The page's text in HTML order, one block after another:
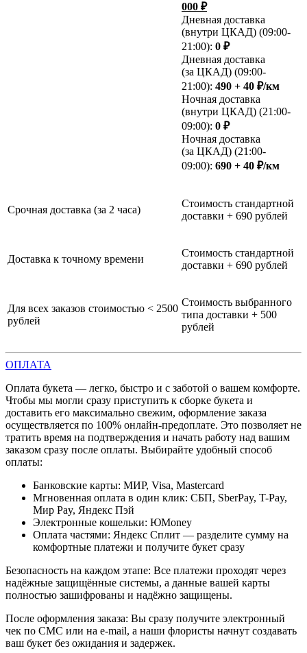
000 ₽
Дневная доставка
(внутри ЦКАД) (09:00-
21:00): 0 ₽
Дневная доставка
(за ЦКАД) (09:00-
21:00): 490 + 40 ₽/км
Ночная доставка
(внутри ЦКАД) (21:00-
09:00): 0 ₽
Ночная доставка
(за ЦКАД) (21:00-
09:00): 690 + 40 ₽/км
Срочная доставка (за 2 часа)
Стоимость стандартной
доставки + 690 рублей
Доставка к точному времени
Стоимость стандартной
доставки + 690 рублей
Для всех заказов стоимостью < 2500
рублей
Стоимость выбранного
типа доставки + 500
рублей
ОПЛАТА
Оплата букета — легко, быстро и с заботой о вашем комфорте.
Чтобы мы могли сразу приступить к сборке букета и
доставить его максимально свежим, оформление заказа
осуществляется по 100% онлайн-предоплате. Это позволяет не
тратить время на подтверждения и начать работу над вашим
заказом сразу после оплаты. Выбирайте удобный способ
оплаты:
Банковские карты: МИР, Visa, Mastercard
Мгновенная оплата в один клик: СБП, SberPay, T-Pay,
Мир Pay, Яндекс Пэй
Электронные кошельки: ЮMoney
Оплата частями: Яндекс Сплит — разделите сумму на
комфортные платежи и получите букет сразу
Безопасность на каждом этапе: Все платежи проходят через
надёжные защищённые системы, а данные вашей карты
полностью зашифрованы и надёжно защищены.
После оформления заказа: Вы сразу получите электронный
чек по СМС или на e-mail, а наши флористы начнут создавать
ваш букет без ожидания и задержек.